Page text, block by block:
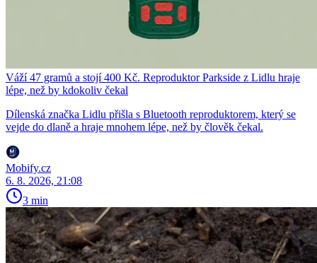
Váží 47 gramů a stojí 400 Kč. Reproduktor Parkside z Lidlu hraje
lépe, než by kdokoliv čekal
Dílenská značka Lidlu přišla s Bluetooth reproduktorem, který se
vejde do dlaně a hraje mnohem lépe, než by člověk čekal.
Mobify.cz
6. 8. 2026, 21:08
3 min